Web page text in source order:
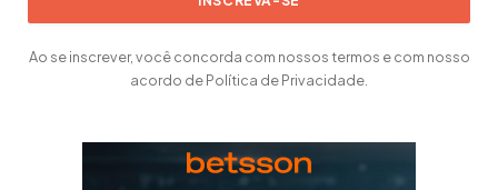
Ao se inscrever, você concorda com nossos termos e com nosso
acordo de Política de Privacidade.